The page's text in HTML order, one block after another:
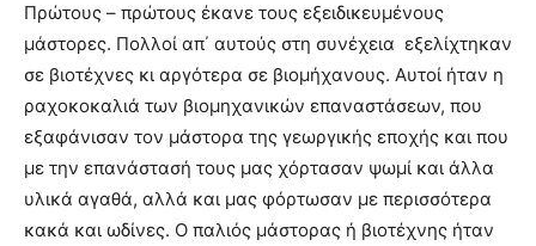
Πρώτους – πρώτους έκανε τους εξειδικευμένους
μάστορες. Πολλοί απ΄ αυτούς στη συνέχεια εξελίχτηκαν
σε βιοτέχνες κι αργότερα σε βιομήχανους. Αυτοί ήταν η
ραχοκοκαλιά των βιομηχανικών επαναστάσεων, που
εξαφάνισαν τον μάστορα της γεωργικής εποχής και που
με την επανάστασή τους μας χόρτασαν ψωμί και άλλα
υλικά αγαθά, αλλά και μας φόρτωσαν με περισσότερα
κακά και ωδίνες. Ο παλιός μάστορας ή βιοτέχνης ήταν